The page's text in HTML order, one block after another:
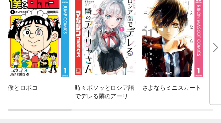
僕とロボコ
時々ボソッとロシア語
でデレる隣のアーリャ
さよならミニスカート